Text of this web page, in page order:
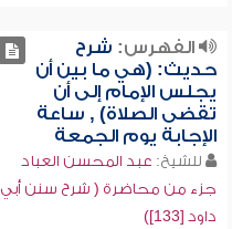
الفهرس: شرح
حديث: (هي ما بين أن
يجلس الإمام إلى أن
تقضى الصلاة) , ساعة
الإجابة يوم الجمعة
للشيخ: عبد المحسن العباد
جزء من محاضرة ( شرح سنن أبي
داود [133])